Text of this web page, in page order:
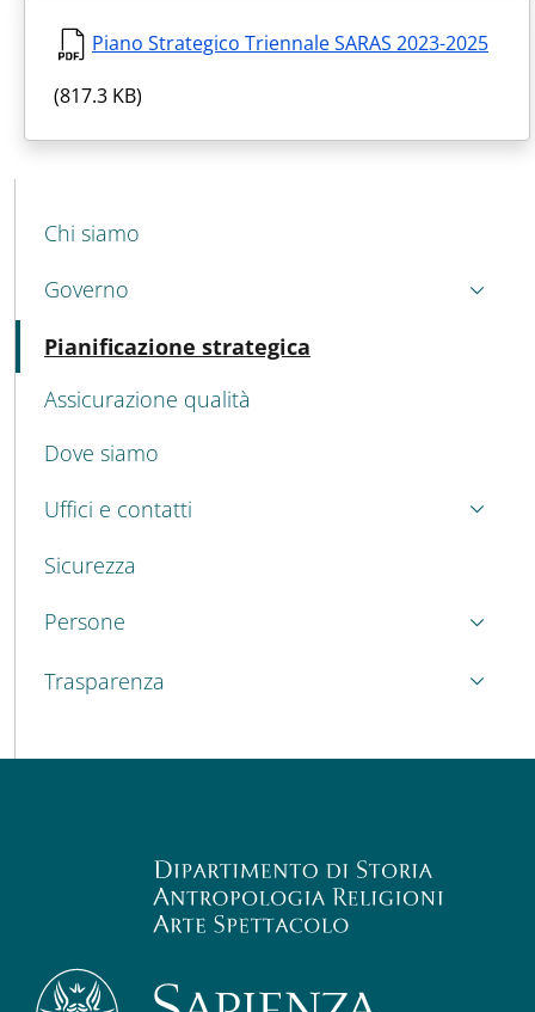
Piano Strategico Triennale SARAS 2023-2025
(817.3 KB)
MENU CEV SECOND NAVIGATION
Chi siamo
Governo
Pianificazione strategica
Assicurazione qualità
Dove siamo
Uffici e contatti
Sicurezza
Persone
Trasparenza